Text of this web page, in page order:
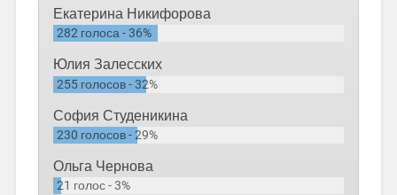
Екатерина Никифорова
282 голоса 36%
Юлия Залесских
255 голосов 32%
София Студеникина
230 голосов 29%
Ольга Чернова
21 голос 3%